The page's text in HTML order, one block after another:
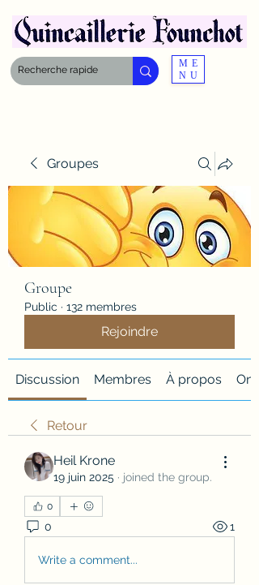
ME
NU
Groupes
Groupe
Public · 132 membres
Rejoindre
Discussion Membres À propos
Retour
Heil Krone
19 juin 2025 · joined the group.
0
0 1
Write a comment...